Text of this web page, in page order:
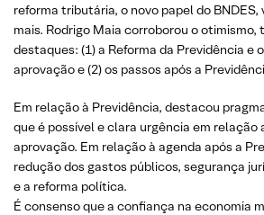
reforma tributária, o novo papel do BNDES,
mais. Rodrigo Maia corroborou o otimismo,
destaques: (1) a Reforma da Previdência e
aprovação e (2) os passos após a
Em relação à Previdência, destacou
que é possível e clara urgência em relação
aprovação. Em relação à agenda após a
redução dos gastos públicos, segurança
e a reforma política.
É consenso que a confiança na economia